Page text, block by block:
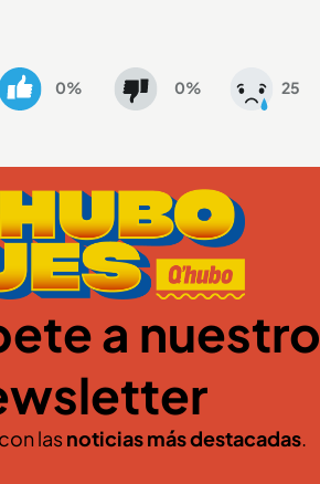
0% 0% 25
a nuestro
lasnoticias más destacadas.